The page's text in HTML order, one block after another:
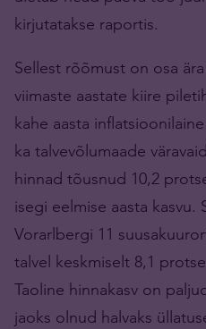
kirjutatakse raportis.
Sellest rõõmust on osa
viimaste aastate kiire
kahe aasta
ka talvevõlumaade
hinnad tõusnud 10,2
isegi eelmise aasta kasvu.
Vorarlbergi 11
talvel keskmiselt 8,1
Taoline hinnakasv on
jaoks olnud halvaks